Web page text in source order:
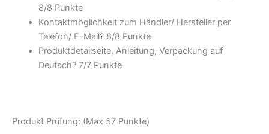
8/8 Punkte
Kontaktmöglichkeit zum Händler/ Hersteller per
Telefon/ E-Mail? 8/8 Punkte
Produktdetailseite, Anleitung, Verpackung auf
Deutsch? 7/7 Punkte
Produkt Prüfung: (Max 57 Punkte)